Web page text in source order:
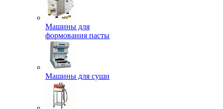
Машины для
формования пасты
Машины для суши